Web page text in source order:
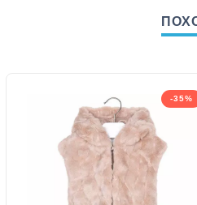
-35%